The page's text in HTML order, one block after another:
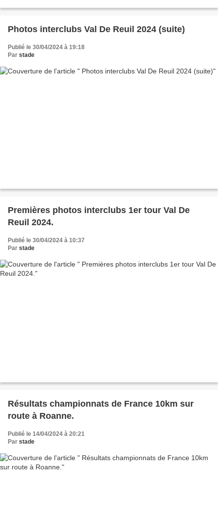
Photos interclubs Val De Reuil 2024 (suite)
Publié le 30/04/2024 à 19:18
Par stade
Premières photos interclubs 1er tour Val De
Reuil 2024.
Publié le 30/04/2024 à 10:37
Par stade
Résultats championnats de France 10km sur
route à Roanne.
Publié le 14/04/2024 à 20:21
Par stade